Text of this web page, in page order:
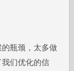
瓶颈，太多做
们优化的信